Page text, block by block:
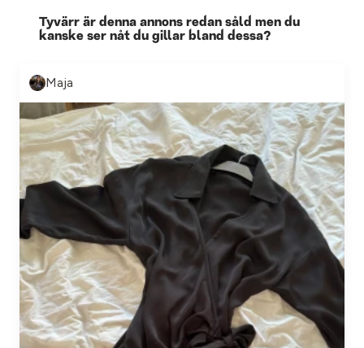
Tyvärr är denna annons redan såld men du
kanske ser nåt du gillar bland dessa?
Maja